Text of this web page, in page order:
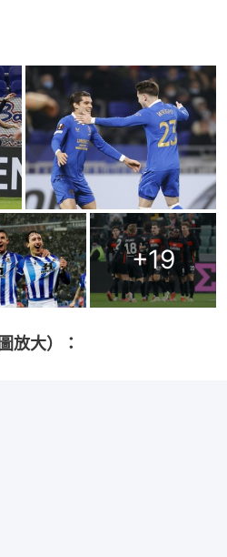
+19
放大）：